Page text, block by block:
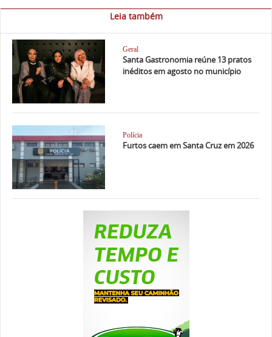
Leia também
Geral
Santa Gastronomia reúne 13 pratos
inéditos em agosto no município
Polícia
Furtos caem em Santa Cruz em 2026